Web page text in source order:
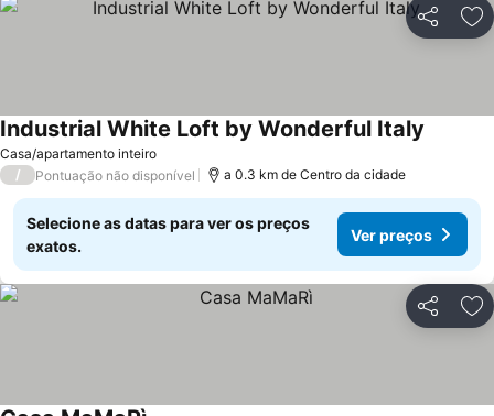
Partilhar
Casa/apartamento inteiro
Industrial White Loft by Wonderful Italy
/ Pontuação não disponível a 0.3 km de Centro da cidade
Selecione as datas para ver os preços
exatos.
Ver preços
Partilhar